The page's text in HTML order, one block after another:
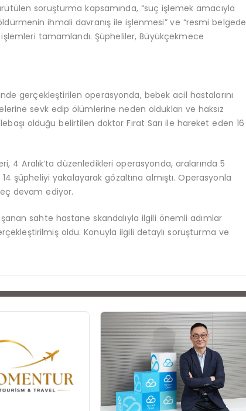
soruşturma kapsamında, “suç işlemek amacıyla
öldürmenin ihmali davranış ile işlenmesi” ve “resmi belgede
tamamlandı. Şüpheliler, Büyükçekmece
gerçekleştirilen operasyonda, bebek acil hastalarını
sevk edip ölümlerine neden oldukları ve haksız
olduğu belirtilen doktor Fırat Sarı ile hareket eden 16
4 Aralık’ta düzenledikleri operasyonda, aralarında 5
şüpheliyi yakalayarak gözaltına almıştı. Operasyonla
devam ediyor.
sahte hastane skandalıyla ilgili önemli adımlar
oldu. Konuyla ilgili detaylı soruşturma ve